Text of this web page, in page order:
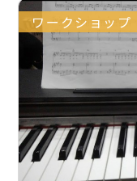
ワークショップ